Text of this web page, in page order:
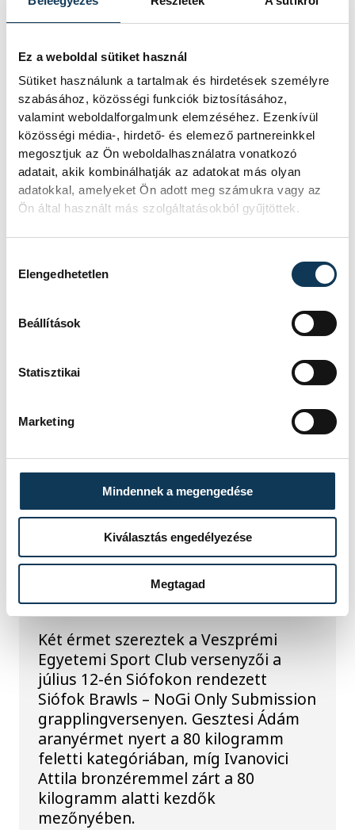
Ez a weboldal sütiket használ
Sütiket használunk a tartalmak és hirdetések személyre
szabásához, közösségi funkciók biztosításához,
valamint weboldalforgalmunk elemzéséhez. Ezenkívül
közösségi média-, hirdető- és elemező partnereinkkel
megosztjuk az Ön weboldalhasználatra vonatkozó
adatait, akik kombinálhatják az adatokat más olyan
adatokkal, amelyeket Ön adott meg számukra vagy az
Ön által használt más szolgáltatásokból gyűjtöttek.
Elengedhetetlen
Beállítások
Statisztikai
Marketing
Mindennek a megengedése
Kiválasztás engedélyezése
Megtagad
TOVÁBBI CIKKEK
KÜZDŐSPORTOK
Veszprém rendezi a
korosztályos szumó
Veszprém ad otthont az U15-ös és
A hazai rendezésű kontinensviadalon
versenyzője is a magyar válogatott
tagjaként lép tatamira, miközben a
közreműködik az esemény
KÜZDŐSPORTOK
Két éremmel zárták a
VESC sportolói a siófoki
grapplingversenyt
Két érmet szereztek a Veszprémi
Egyetemi Sport Club versenyzői a
július 12-én Siófokon rendezett
Siófok Brawls – NoGi Only Submission
grapplingversenyen. Gesztesi Ádám
aranyérmet nyert a 80 kilogramm
feletti kategóriában, míg Ivanovici
Attila bronzéremmel zárt a 80
kilogramm alatti kezdők
mezőnyében.